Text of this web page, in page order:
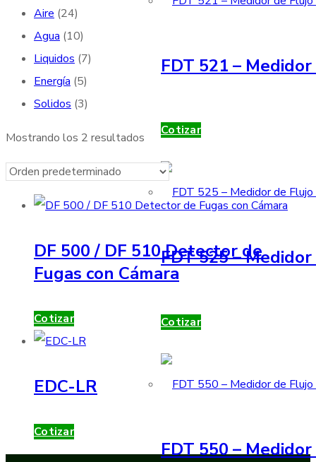
FDT 521 –
Cotizar
FDT 525 –
Cotizar
FDT 550 –
Aire (24)
Agua (10)
Liquidos (7)
Energía (5)
Solidos (3)
Mostrando los 2 resultados
DF 500 / DF 510 Detector de
Fugas con Cámara
Cotizar
EDC-LR
Cotizar